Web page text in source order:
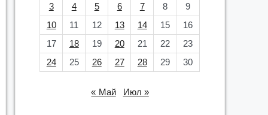
3
4 5 6 7 8
9
10
11 12 13 14 15
16
17
18 19 20 21 22
23
24
25 26 27 28 29 30
« Май Июл »